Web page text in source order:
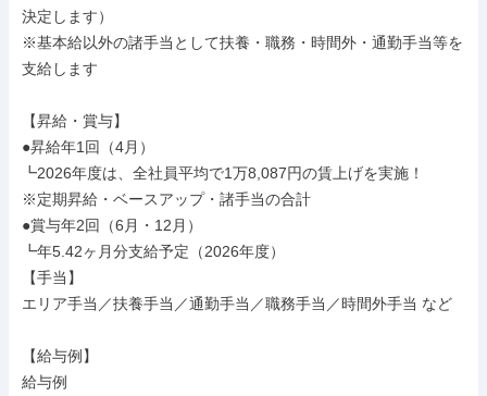
決定します）
※基本給以外の諸手当として扶養・職務・時間外・通勤手当等を
支給します
【昇給・賞与】
●昇給年1回（4月）
┗2026年度は、全社員平均で1万8,087円の賃上げを実施！
※定期昇給・ベースアップ・諸手当の合計
●賞与年2回（6月・12月）
┗年5.42ヶ月分支給予定（2026年度）
【手当】
エリア手当／扶養手当／通勤手当／職務手当／時間外手当 など
【給与例】
給与例